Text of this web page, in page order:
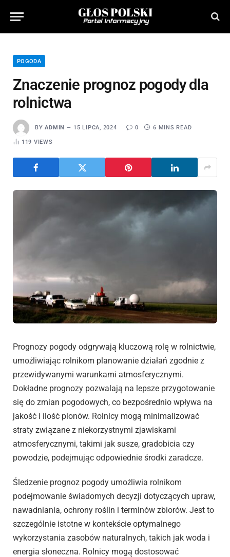
POGODA
Znaczenie prognoz pogody dla
rolnictwa
BY ADMIN 15 LIPCA, 2024 0 6 MINS READ
119 VIEWS
Prognozy pogody odgrywają kluczową rolę w rolnictwie,
umożliwiając rolnikom planowanie działań zgodnie z
przewidywanymi warunkami atmosferycznymi.
Dokładne prognozy pozwalają na lepsze przygotowanie
się do zmian pogodowych, co bezpośrednio wpływa na
jakość i ilość plonów. Rolnicy mogą minimalizować
straty związane z niekorzystnymi zjawiskami
atmosferycznymi, takimi jak susze, gradobicia czy
powodzie, podejmując odpowiednie środki zaradcze.
Śledzenie prognoz pogody umożliwia rolnikom
podejmowanie świadomych decyzji dotyczących upraw,
nawadniania, ochrony roślin i terminów zbiorów. Jest to
szczególnie istotne w kontekście optymalnego
wykorzystania zasobów naturalnych, takich jak woda i
energia słoneczna. Rolnicy mogą dostosować